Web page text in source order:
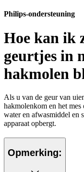
Philips-ondersteuning
Hoe kan ik
geurtjes in
hakmolen
Als u van de geur van
hakmolenkom en het
water en afwasmiddel en
apparaat opbergt.
Opmerking: